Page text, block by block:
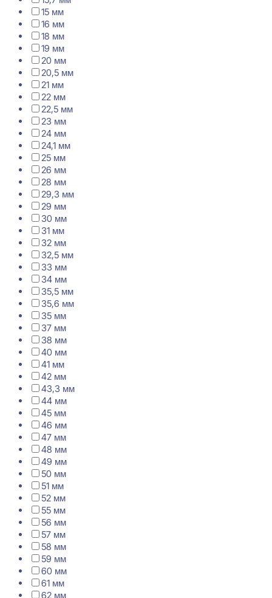
15 мм
16 мм
18 мм
19 мм
20 мм
20,5 мм
21 мм
22 мм
22,5 мм
23 мм
24 мм
24,1 мм
25 мм
26 мм
28 мм
29,3 мм
29 мм
30 мм
31 мм
32 мм
32,5 мм
33 мм
34 мм
35,5 мм
35,6 мм
35 мм
37 мм
38 мм
40 мм
41 мм
42 мм
43,3 мм
44 мм
45 мм
46 мм
47 мм
48 мм
49 мм
50 мм
51 мм
52 мм
55 мм
56 мм
57 мм
58 мм
59 мм
60 мм
61 мм
62 мм